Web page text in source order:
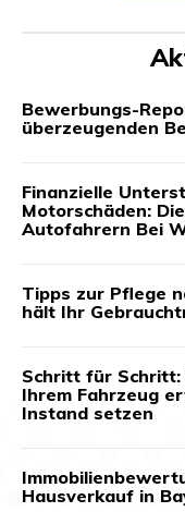
Bewerbungs-
überzeugenden
Finanzielle
Motorschäden:
Autofahrern Bei
Tipps zur Pflege
hält Ihr
Schritt für Schritt:
Ihrem Fahrzeug
Instand setzen
Hausverkauf in